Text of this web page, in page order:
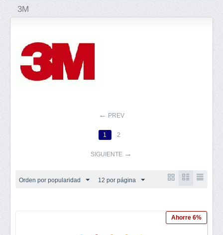
3M
PREV
1 2
SIGUIENTE
Orden por popularidad 12 por página
Ahorre 6%